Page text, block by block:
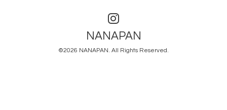
NANAPAN
©2026 NANAPAN. All Rights Reserved.